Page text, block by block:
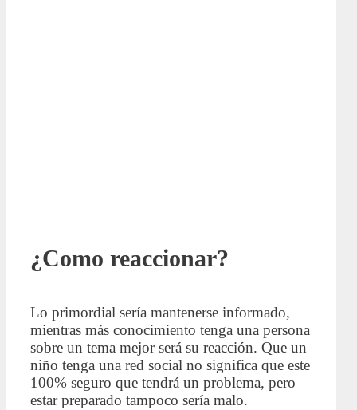
¿Como reaccionar?
Lo primordial sería mantenerse informado,
mientras más conocimiento tenga una persona
sobre un tema mejor será su reacción. Que un
niño tenga una red social no significa que este
100% seguro que tendrá un problema, pero
estar preparado tampoco sería malo.